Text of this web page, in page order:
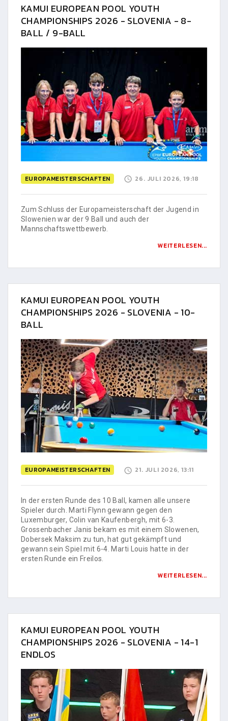
KAMUI EUROPEAN POOL YOUTH
CHAMPIONSHIPS 2026 - SLOVENIA - 8-
BALL / 9-BALL
EUROPAMEISTERSCHAFTEN 26. JULI 2026, 19:18
Zum Schluss der Europameisterschaft der Jugend in
Slowenien war der 9 Ball und auch der
Mannschaftswettbewerb.
WEITERLESEN...
KAMUI EUROPEAN POOL YOUTH
CHAMPIONSHIPS 2026 - SLOVENIA - 10-
BALL
EUROPAMEISTERSCHAFTEN 21. JULI 2026, 13:11
In der ersten Runde des 10 Ball, kamen alle unsere
Spieler durch. Marti Flynn gewann gegen den
Luxemburger, Colin van Kaufenbergh, mit 6-3.
Grossenbacher Janis bekam es mit einem Slowenen,
Dobersek Maksim zu tun, hat gut gekämpft und
gewann sein Spiel mit 6-4. Marti Louis hatte in der
ersten Runde ein Freilos.
WEITERLESEN...
KAMUI EUROPEAN POOL YOUTH
CHAMPIONSHIPS 2026 - SLOVENIA - 14-1
ENDLOS